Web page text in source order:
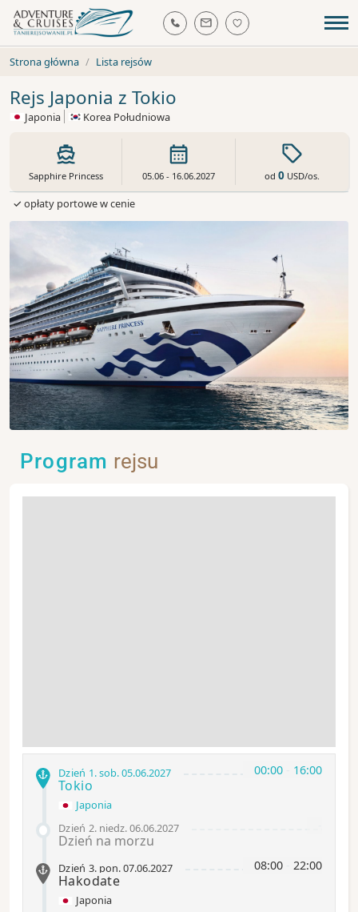
Strona główna Lista rejsów
Rejs Japonia z Tokio
Japonia Korea Południowa
Sapphire Princess 05.06 - 16.06.2027 od 0USD/os.
✓ opłaty portowe w cenie
Program rejsu
00:00 16:00
Dzień 1.sob.05.06.2027
Tokio
Japonia
Dzień 2. niedz.06.06.2027
Dzień na morzu
08:00 22:00
Dzień 3. pon.07.06.2027
Hakodate
Japonia